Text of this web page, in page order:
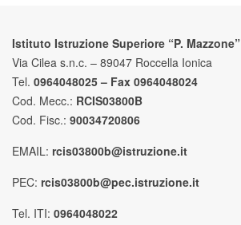
Istituto Istruzione Superiore “P. Mazzone”
Via Cilea s.n.c. – 89047 Roccella Ionica
Tel. 0964048025 – Fax 0964048024
Cod. Mecc.: RCIS03800B
Cod. Fisc.: 90034720806
EMAIL: rcis03800b@istruzione.it
PEC: rcis03800b@pec.istruzione.it
Tel. ITI: 0964048022